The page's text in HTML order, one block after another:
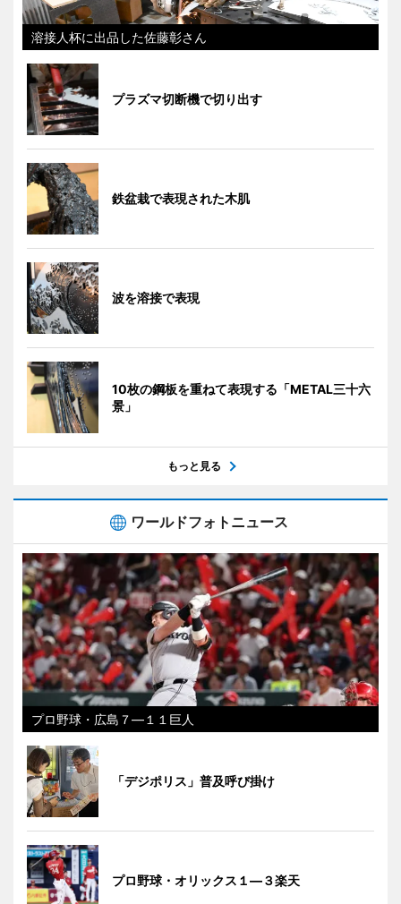
溶接人杯に出品した佐藤彰さん
プラズマ切断機で切り出す
鉄盆栽で表現された木肌
波を溶接で表現
10枚の鋼板を重ねて表現する「METAL三十六
景」
もっと見る
ワールドフォトニュース
プロ野球・広島７―１１巨人
「デジポリス」普及呼び掛け
プロ野球・オリックス１―３楽天